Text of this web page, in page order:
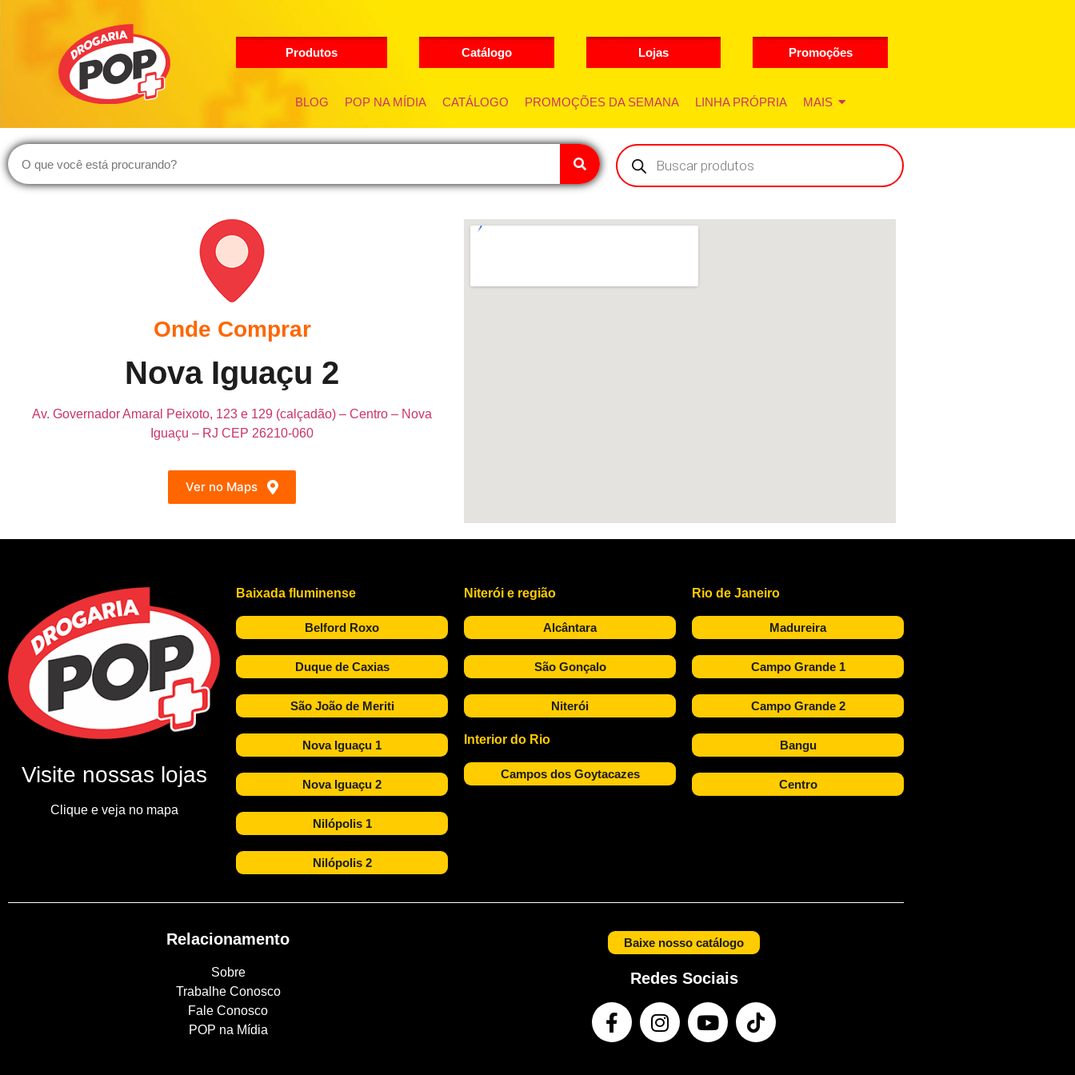
Produtos Catálogo Lojas Promoções
BLOG POP NA MÍDIA CATÁLOGO PROMOÇÕES DA SEMANA LINHA PRÓPRIA MAIS
Onde Comprar
Nova Iguaçu 2
Av. Governador Amaral Peixoto, 123 e 129 (calçadão) – Centro – Nova
Iguaçu – RJ CEP 26210-060
Ver no Maps
Visite nossas lojas
Clique e veja no mapa
Baixada fluminense
Belford Roxo
Duque de Caxias
São João de Meriti
Nova Iguaçu 1
Nova Iguaçu 2
Nilópolis 1
Nilópolis 2
Niterói e região
Alcântara
São Gonçalo
Niterói
Interior do Rio
Campos dos Goytacazes
Rio de Janeiro
Madureira
Campo Grande 1
Campo Grande 2
Bangu
Centro
Relacionamento
Sobre
Trabalhe Conosco
Fale Conosco
POP na Mídia
Baixe nosso catálogo
Redes Sociais